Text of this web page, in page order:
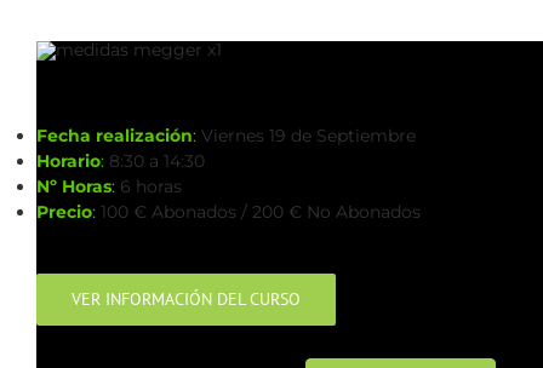
Fecha realización: Viernes 19 de Septiembre
Horario: 8:30 a 14:30
Nº Horas: 6 horas
Precio: 100 € Abonados / 200 € No Abonados
VER INFORMACIÓN DEL CURSO